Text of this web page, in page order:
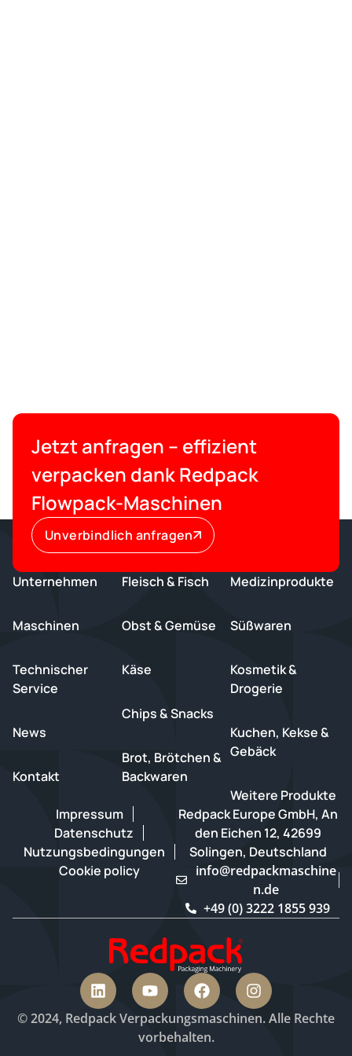
Jetzt anfragen – effizient
verpacken dank Redpack
Flowpack-Maschinen
Unverbindlich anfragen
Unternehmen
Maschinen
Technischer
Service
News
Kontakt
Fleisch & Fisch
Obst & Gemüse
Käse
Chips & Snacks
Brot, Brötchen &
Backwaren
Medizinprodukte
Süßwaren
Kosmetik &
Drogerie
Kuchen, Kekse &
Gebäck
Weitere Produkte
Redpack Europe GmbH, An
den Eichen 12, 42699
Solingen, Deutschland
info@redpackmaschine
n.de
+49 (0) 3222 1855 939
Impressum
Datenschutz
Nutzungsbedingungen
Cookie policy
© 2024, Redpack Verpackungsmaschinen. Alle Rechte
vorbehalten.